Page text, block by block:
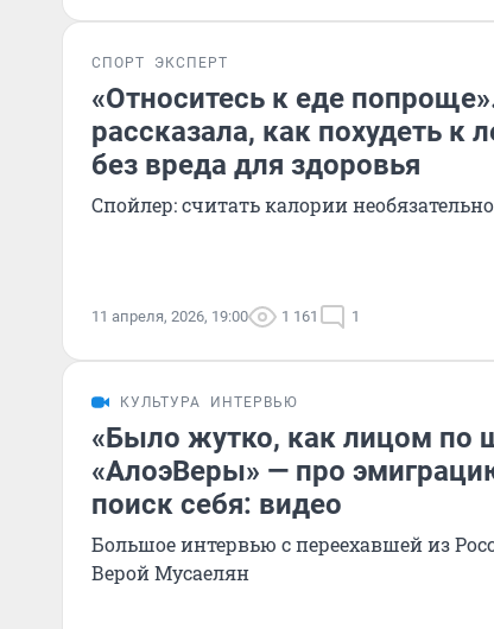
СПОРТ ЭКСПЕРТ
«Относитесь к еде
рассказала, как похудеть к
без вреда для здоровья
Спойлер: считать калории необязательно
11 апреля, 2026, 19:00 1 161 1
КУЛЬТУРА ИНТЕРВЬЮ
«Было жутко, как лицом по
«АлоэВеры» — про
поиск себя: видео
Большое интервью с переехавшей из
Верой Мусаелян